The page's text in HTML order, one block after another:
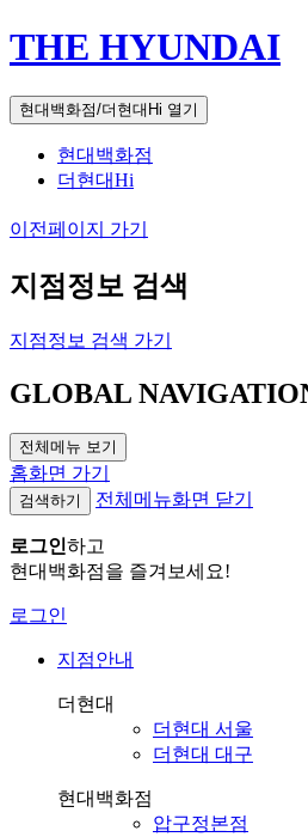
THE HYUNDAI
현대백화점/더현대Hi 열기
현대백화점
더현대Hi
이전페이지 가기
지점정보 검색
지점정보 검색 가기
GLOBAL
전체메뉴 보기
홈화면 가기
검색하기 전체메뉴화면 닫기
로그인하고
현대백화점을 즐겨보세요!
로그인
지점안내
더현대
더현대 서울
더현대 대구
현대백화점
압구정본점